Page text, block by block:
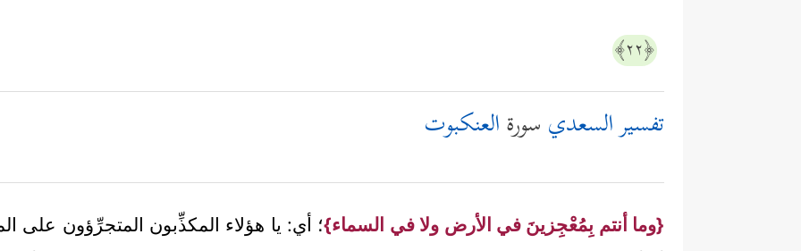
﴿٢٢﴾
تفسير السعدي سورةالعنكبوت
{وما أنتم بِمُعْجِزينَ في الأرض ولا في السماء}؛ أي: يا هؤلاء المكذِّبون المتجرِّؤون على